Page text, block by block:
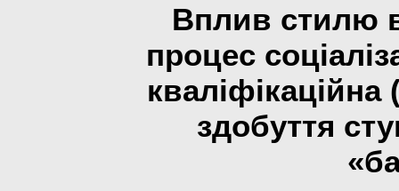
Вплив стилю
процес
здобуття